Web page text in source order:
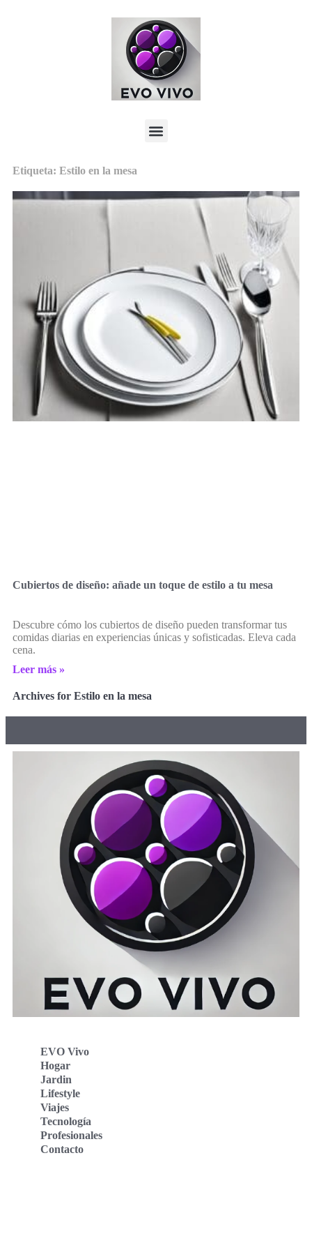
Etiqueta: Estilo en la mesa
Cubiertos de diseño: añade un toque de estilo a tu mesa
Descubre cómo los cubiertos de diseño pueden transformar tus
comidas diarias en experiencias únicas y sofisticadas. Eleva cada
cena.
Leer más »
Archives for Estilo en la mesa
EVO Vivo
Hogar
Jardin
Lifestyle
Viajes
Tecnología
Profesionales
Contacto